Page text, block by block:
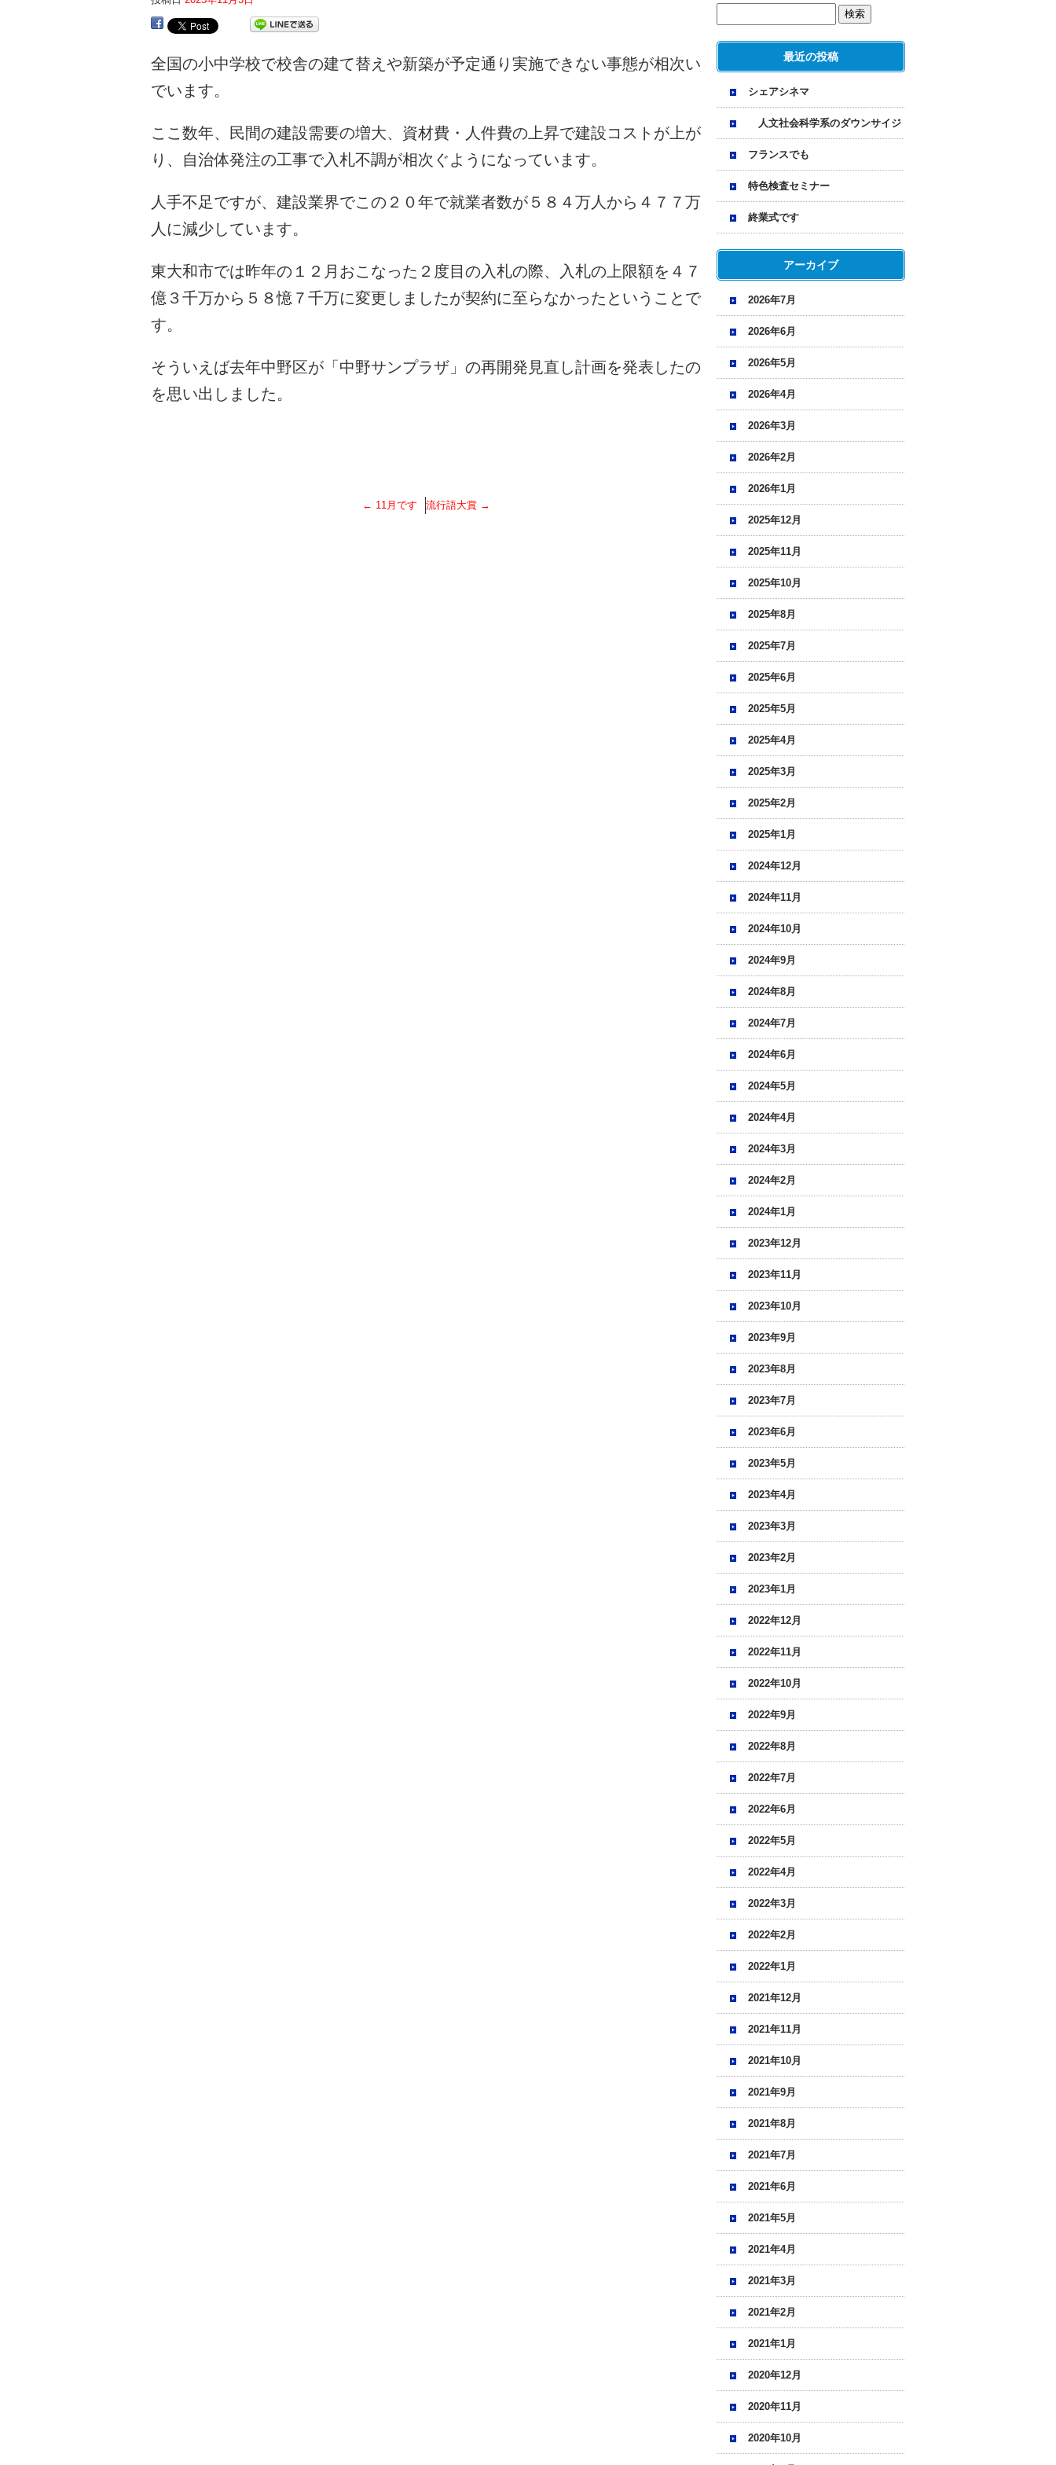
全国の小中学校で校舎の建て替えや新築が予定通り実施できない事態が相次い
でいます。
ここ数年、民間の建設需要の増大、資材費・人件費の上昇で建設コストが上が
り、自治体発注の工事で入札不調が相次ぐようになっています。
人手不足ですが、建設業界でこの２０年で就業者数が５８４万人から４７７万
人に減少しています。
東大和市では昨年の１２月おこなった２度目の入札の際、入札の上限額を４７
億３千万から５８憶７千万に変更しましたが契約に至らなかったということで
す。
そういえば去年中野区が「中野サンプラザ」の再開発見直し計画を発表したの
を思い出しました。
← 11月です 流行語大賞 →
最近の投稿
シェアシネマ
人文社会科学系のダウンサイジ
ング
フランスでも
特色検査セミナー
終業式です
アーカイブ
2026年7月
2026年6月
2026年5月
2026年4月
2026年3月
2026年2月
2026年1月
2025年12月
2025年11月
2025年10月
2025年8月
2025年7月
2025年6月
2025年5月
2025年4月
2025年3月
2025年2月
2025年1月
2024年12月
2024年11月
2024年10月
2024年9月
2024年8月
2024年7月
2024年6月
2024年5月
2024年4月
2024年3月
2024年2月
2024年1月
2023年12月
2023年11月
2023年10月
2023年9月
2023年8月
2023年7月
2023年6月
2023年5月
2023年4月
2023年3月
2023年2月
2023年1月
2022年12月
2022年11月
2022年10月
2022年9月
2022年8月
2022年7月
2022年6月
2022年5月
2022年4月
2022年3月
2022年2月
2022年1月
2021年12月
2021年11月
2021年10月
2021年9月
2021年8月
2021年7月
2021年6月
2021年5月
2021年4月
2021年3月
2021年2月
2021年1月
2020年12月
2020年11月
2020年10月